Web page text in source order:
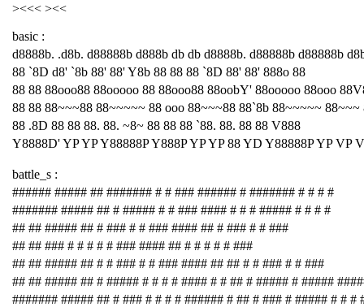
><<< ><<
basic :
d8888b. .d8b. d88888b d888b db db d8888b. d88888b d88888b
88 `8D d8' `8b 88' 88' Y8b 88 88 88 `8D 88' 88' 888o 88
88 88 88ooo88 88ooooo 88 88ooo88 88oobY' 88ooooo 88ooo
88 88 88~~~88 88~~~~~ 88 ooo 88~~~88 88`8b 88~~~~~ 88~~~
88 .8D 88 88 88. 88. ~8~ 88 88 88 `88. 88. 88 88 V888
Y8888D' YP YP Y88888P Y888P YP YP 88 YD Y88888P YP VP
battle_s :
###### ##### ## ####### # # ### ###### # ####### # # # #
####### ##### ## # ##### # # ### #### # # # ##### # # # #
## ## ##### ## # ### # # ### #### ## # ### # # ###
## ## ### # # # # # ### #### ## # # # # # ###
## ## ##### ## # # ### # # ### #### ## ## # # ### # # ###
## ## ##### ## # ##### # # # # #### # # ## # ##### # #####
####### ##### ## # ### # # # # ###### # ## # ### # ##### # # #